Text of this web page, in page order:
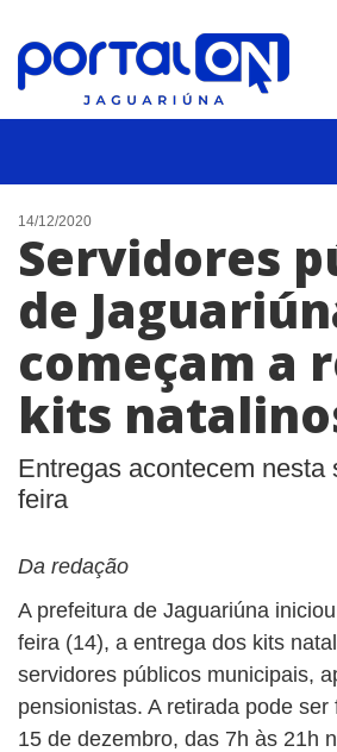
NOTÍCIAS
LISTA DIGITAL
CONTATO
ANUNCIE
14/12/2020
Servidores
de
começam a
kits
Entregas acontecem nesta
feira
Da redação
A prefeitura de Jaguariúna
feira (14), a entrega dos kits
servidores públicos municipais,
pensionistas. A retirada pode
15 de dezembro, das 7h às 21h